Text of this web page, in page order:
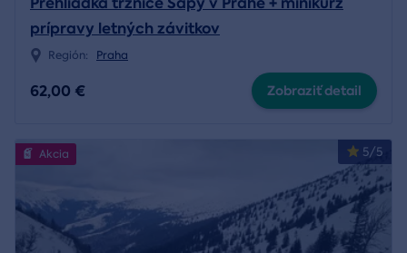
prípravy letných závitkov
Región: Praha
62,00 € Zobraziť detail
5/5
Akcia